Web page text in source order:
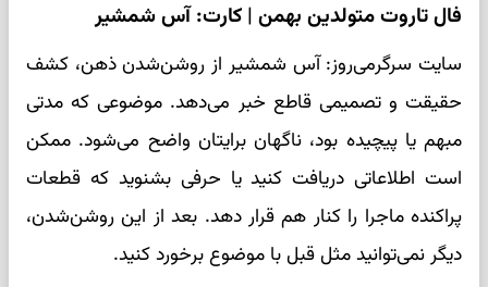
فال تاروت متولدین بهمن | کارت: آس شمشیر
سایت سرگرمی‌روز: آس شمشیر از روشن‌شدن ذهن، کشف
حقیقت و تصمیمی قاطع خبر می‌دهد. موضوعی که مدتی
مبهم یا پیچیده بود، ناگهان برایتان واضح می‌شود. ممکن
است اطلاعاتی دریافت کنید یا حرفی بشنوید که قطعات
پراکنده ماجرا را کنار هم قرار دهد. بعد از این روشن‌شدن،
دیگر نمی‌توانید مثل قبل با موضوع برخورد کنید.